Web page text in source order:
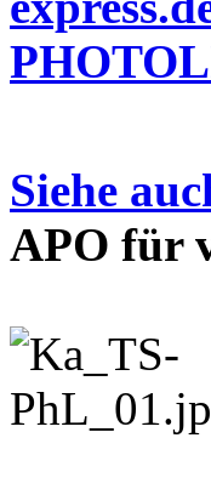
Siehe
APO für